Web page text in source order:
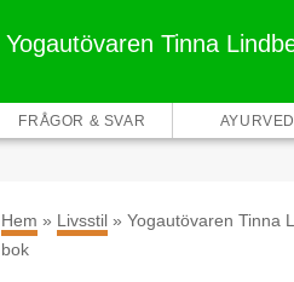
Yogautövaren Tinna
FRÅGOR & SVAR
Hem » Livsstil » Yogautövaren Tinna
bok